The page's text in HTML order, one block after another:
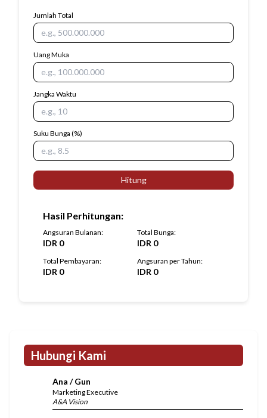
Jumlah Total
Uang Muka
Jangka Waktu
Suku Bunga (%)
Hitung
Hasil Perhitungan:
Angsuran Bulanan:
IDR 0
Total Bunga:
IDR 0
Total Pembayaran:
IDR 0
Angsuran per Tahun:
IDR 0
Hubungi Kami
Ana / Gun
Marketing Executive
A&A Vision